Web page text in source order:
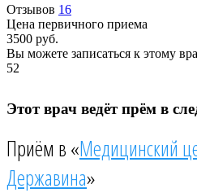
Отзывов 16
Цена первичного приема
3500 руб.
Вы можете записаться к этому
52
Этот врач ведёт прём в
Приём в «Медицинский
Державина»